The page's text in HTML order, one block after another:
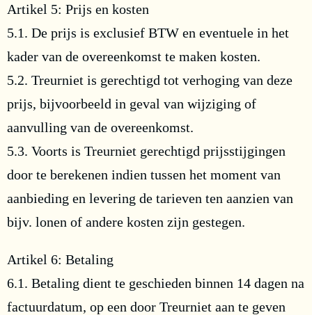
Artikel 5: Prijs en kosten
5.1. De prijs is exclusief BTW en eventuele in het
kader van de overeenkomst te maken kosten.
5.2. Treurniet is gerechtigd tot verhoging van deze
prijs, bijvoorbeeld in geval van wijziging of
aanvulling van de overeenkomst.
5.3. Voorts is Treurniet gerechtigd prijsstijgingen
door te berekenen indien tussen het moment van
aanbieding en levering de tarieven ten aanzien van
bijv. lonen of andere kosten zijn gestegen.
Artikel 6: Betaling
6.1. Betaling dient te geschieden binnen 14 dagen na
factuurdatum, op een door Treurniet aan te geven